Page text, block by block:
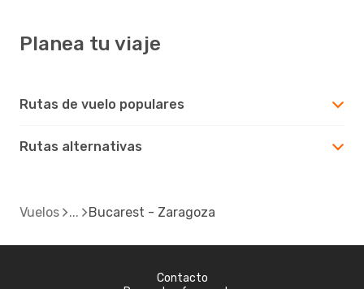
Planea tu viaje
Rutas de vuelo populares
Rutas alternativas
Vuelos Bucarest - Zaragoza
Contacto